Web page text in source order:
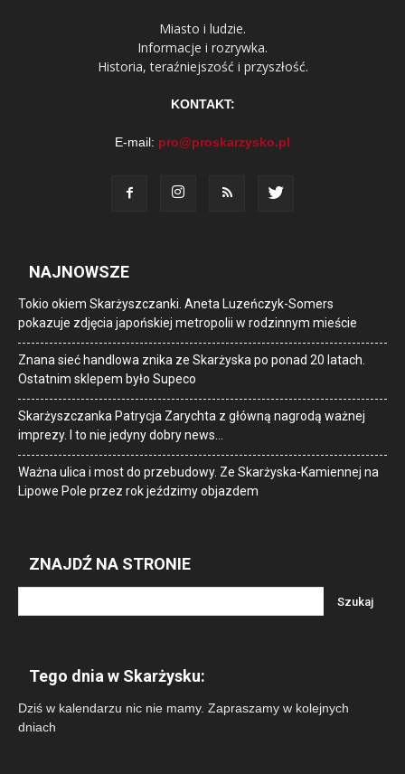
Miasto i ludzie.
Informacje i rozrywka.
Historia, teraźniejszość i przyszłość.
KONTAKT:
E-mail: pro@proskarzysko.pl
NAJNOWSZE
Tokio okiem Skarżyszczanki. Aneta Luzeńczyk-Somers
pokazuje zdjęcia japońskiej metropolii w rodzinnym mieście
Znana sieć handlowa znika ze Skarżyska po ponad 20 latach.
Ostatnim sklepem było Supeco
Skarżyszczanka Patrycja Zarychta z główną nagrodą ważnej
imprezy. I to nie jedyny dobry news…
Ważna ulica i most do przebudowy. Ze Skarżyska-Kamiennej na
Lipowe Pole przez rok jeździmy objazdem
ZNAJDŹ NA STRONIE
Tego dnia w Skarżysku:
Dziś w kalendarzu nic nie mamy. Zapraszamy w kolejnych
dniach